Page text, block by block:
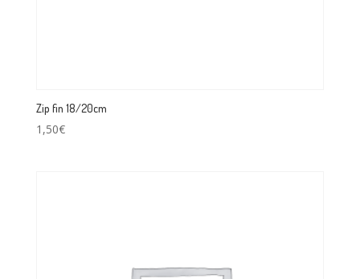
Zip fin 18/20cm
1,50€